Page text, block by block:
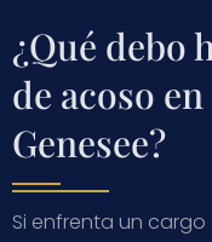
¿Qué debo
de acoso
Genesee?
Si enfrenta un